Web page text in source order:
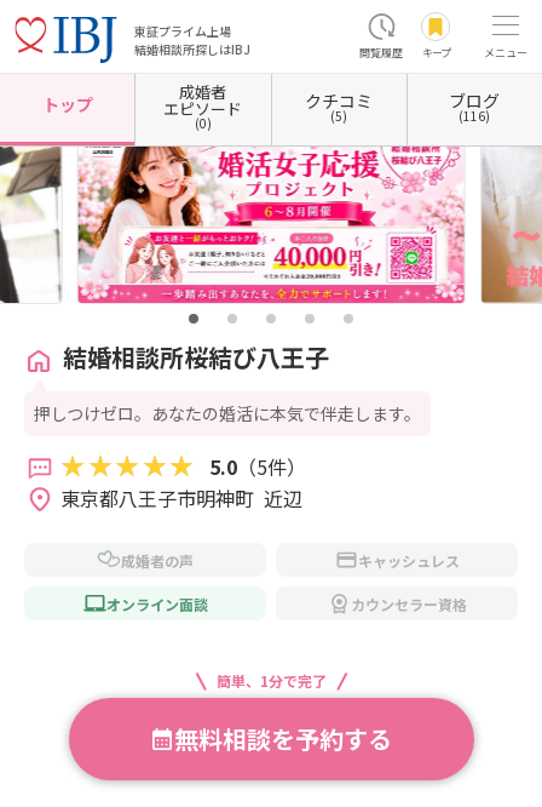
東証プライム上場
結婚相談所探しはIBJ
閲覧履歴 キープ メニュー
ホーム 東京都の結婚相談所 東京都八王子市 結婚相談所桜結び八王子
トップ
成婚者
エピソード
(0)
クチコミ
(5)
ブログ
(116)
結婚相談所桜結び八王子
押しつけゼロ。あなたの婚活に本気で伴走します。
5.0（5件）
東京都八王子市明神町  近辺
成婚者の声 キャッシュレス
オンライン面談 カウンセラー資格
簡単、1分で完了
無料相談を予約する